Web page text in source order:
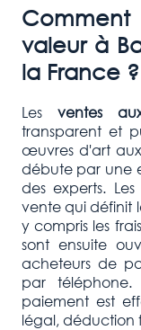
valeur à
la France ?
Les ventes
transparent et
œuvres d'art
débute par une
des experts.
vente qui définit
y compris les
sont ensuite
acheteurs de
par
paiement est
légal, déduction